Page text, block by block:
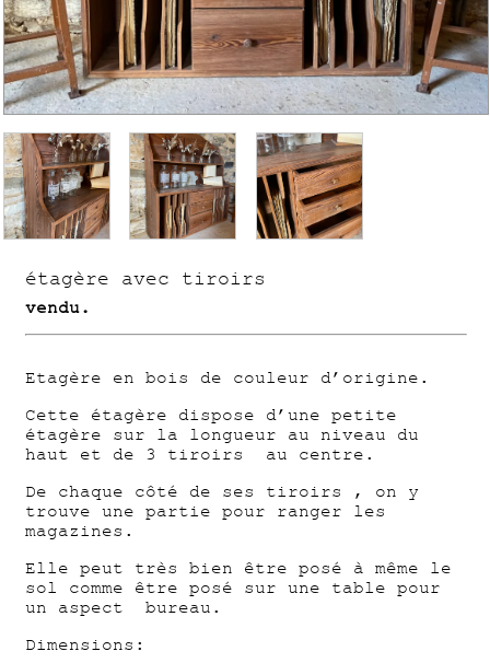
étagère avec tiroirs
vendu.
Etagère en bois de couleur d’origine.
Cette étagère dispose d’une petite
étagère sur la longueur au niveau du
haut et de 3 tiroirs au centre.
De chaque côté de ses tiroirs , on y
trouve une partie pour ranger les
magazines.
Elle peut très bien être posé à même le
sol comme être posé sur une table pour
un aspect bureau.
Dimensions: